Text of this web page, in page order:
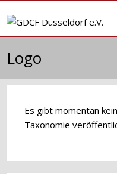
Inhalt
Logo
Es gibt momentan
Taxonomie